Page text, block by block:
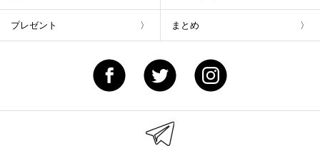
プレゼント まとめ